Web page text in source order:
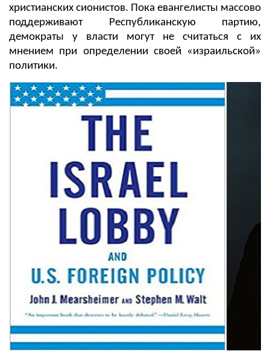
христианских сионистов. Пока евангелисты массово
поддерживают Республиканскую партию,
демократы у власти могут не считаться с их
мнением при определении своей «израильской»
политики.